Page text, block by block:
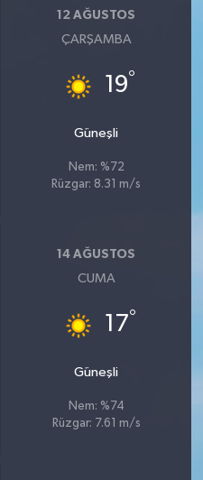
12 AĞUSTOS
ÇARŞAMBA
19°
Güneşli
Nem: %72
Rüzgar: 8.31 m/s
14 AĞUSTOS
CUMA
17°
Güneşli
Nem: %74
Rüzgar: 7.61 m/s